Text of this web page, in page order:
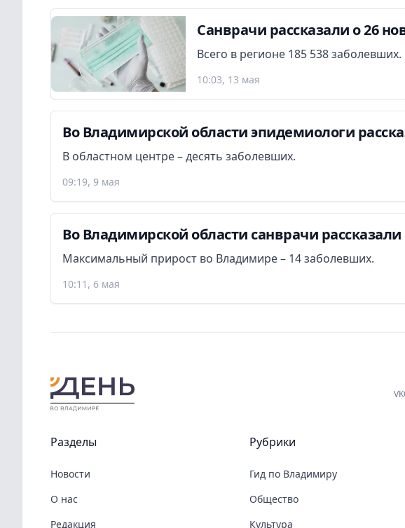
Санврачи рассказали о 26
Всего в регионе 185 538 заболевших.
10:03, 13 мая
Во Владимирской области эпидемиологи
В областном центре – десять заболевших.
09:19, 9 мая
Во Владимирской области санврачи рассказали
Максимальный прирост во Владимире – 14 заболевших.
10:11, 6 мая
VK
Разделы
Новости
О нас
Редакция
Рубрики
Гид по Владимиру
Общество
Культура